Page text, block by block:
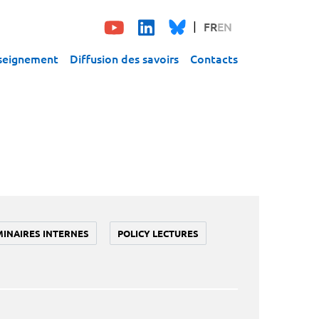
FREN
Diffusion des savoirs Contacts
INTERNES POLICY LECTURES